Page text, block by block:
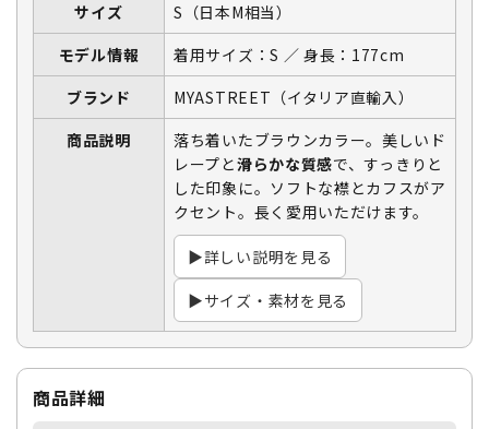
サイズ
S（日本M相当）
モデル情報
着用サイズ：S ／ 身長：177cm
ブランド
MYASTREET（イタリア直輸入）
商品説明
落ち着いたブラウンカラー。美しいド
レープと滑らかな質感で、すっきりと
した印象に。ソフトな襟とカフスがア
クセント。長く愛用いただけます。
▶詳しい説明を見る
▶サイズ・素材を見る
商品詳細